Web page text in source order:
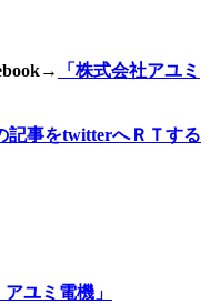
→
「株式会社アユミ
記事をtwitterへＲＴする
アユミ電機」